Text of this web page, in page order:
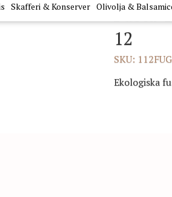
Skafferi & Konserver Olivolja &Pasta
12
SKU: 112FUG
Ekologiska